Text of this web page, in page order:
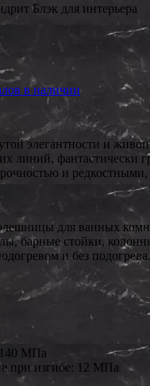
Блэк для интерьера
в наличии
элегантности и
линий,
и
для ванных
барные стойки,
и без подогрева.
МПа
при изгибе: 12 МПа